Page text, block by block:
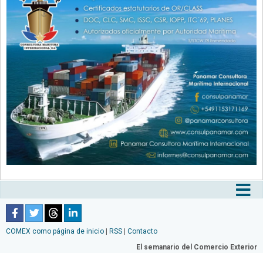
COMEX como página de inicio | RSS | Contacto
El semanario del Comercio Exterior